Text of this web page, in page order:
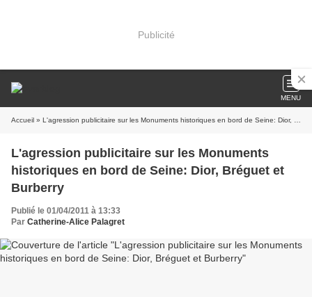
Publicité
MENU
Accueil » L'agression publicitaire sur les Monuments historiques en bord de Seine: Dior, Bréguet et Burberry
L'agression publicitaire sur les Monuments
historiques en bord de Seine: Dior, Bréguet et
Burberry
Publié le 01/04/2011 à 13:33
Par Catherine-Alice Palagret